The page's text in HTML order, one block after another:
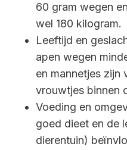
60 gram wegen
wel 180 kilogram.
Leeftijd en
apen wegen
en mannetjes zijn
vrouwtjes binnen
Voeding en
goed dieet en de
dierentuin)